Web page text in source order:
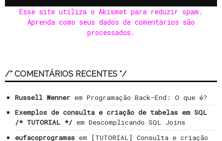
Esse site utiliza o Akismet para reduzir spam.
Aprenda como seus dados de comentários são
processados .
/* COMENTÁRIOS RECENTES */
Russell Wenner em Programação Back-End: O que é?
Exemplos de consulta e criação de tabelas em SQL
/* TUTORIAL */ em Descomplicando SQL Joins
eufacoprogramas em [TUTORIAL] Consulta e criação